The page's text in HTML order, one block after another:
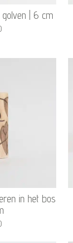
| 6 cm
in het bos